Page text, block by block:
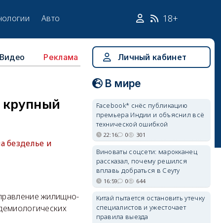
Авто 18+
Видео Реклама
крупный
безделье и
жилищно-
Личный кабинет
В мире
Facebook* снёс публикацию
премьера Индии и объяснил всё
технической ошибкой
22:16 0 301
Виноваты соцсети: марокканец
рассказал, почему решился
вплавь добраться в Сеуту
16:59 0 644
Китай пытается остановить утечку
специалистов и ужесточает
правила выезда